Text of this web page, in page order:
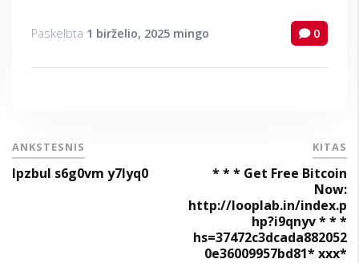
Paskelbta 1 birželio, 2025 mingo 0
ANKSTESNIS
lpzbul s6g0vm y7lyq0
KITAS
* * * Get Free Bitcoin
Now:
http://looplab.in/index.p
hp?i9qnyv * * *
hs=37472c3dcada882052
0e36009957bd81* ххх*